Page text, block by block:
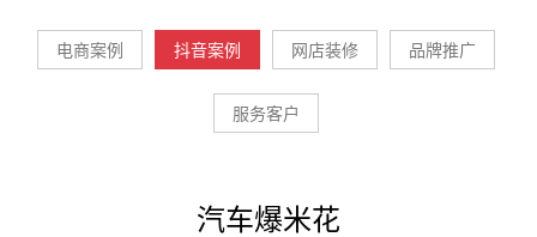
电商案例 抖音案例 网店装修 品牌推广
服务客户
汽车爆米花